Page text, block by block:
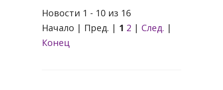
Новости 1 - 10 из 16
Начало | Пред. | 1 2 | След. |
Конец